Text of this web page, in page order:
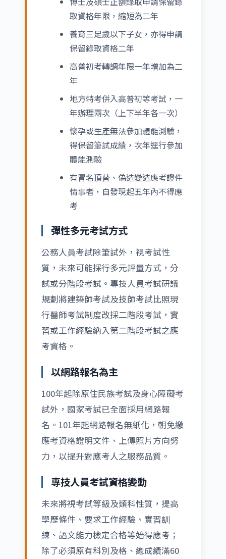
取資格年限，縮短為二年
養育三足歲以下子女，亦得申請
保留錄取資格二年
高普初考轉調年限一年增加為二
年
地方特考併入高普初等考試，一
年辦理兩次（上下半年各一次）
懷孕或生產無法參加體能測驗，
得保留筆試成績，次年逕行參加
體能測驗
有冒名頂替、偽造變造應考證件
情事者，自發現起五年內不得應
考
彈性多元考試方式
公務人員考試除筆試外，視考試性
質，未來可能採行多元評量方式，分
試或分階段考試。專技人員考試研議
規劃將建築師考試及技師考試比照現
行醫師考試制度改採二階段考試，實
習或工作經驗納入第二階段考試之應
考資格。
以網路報名為主
100年起除原住民族考試及身心障礙考
試外，國家考試已全面採用網路報
名。101年起網路報名無紙化，朝免繳
應考資格證明文件、上傳照片方向努
力，以提升對應考人之服務品質。
專技人員考試資格變動
未來將視考試等級及類科性質，提高
學歷條件、要求工作經驗、實習訓
練、語文能力檢定合格等始得應考；
除了必須原有科別及格、總成績滿60